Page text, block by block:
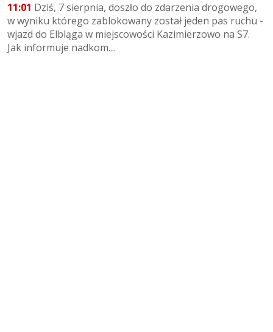
11:01 Dziś, 7 sierpnia, doszło do zdarzenia drogowego,
w wyniku którego zablokowany został jeden pas ruchu -
wjazd do Elbląga w miejscowości Kazimierzowo na S7.
Jak informuje nadkom....